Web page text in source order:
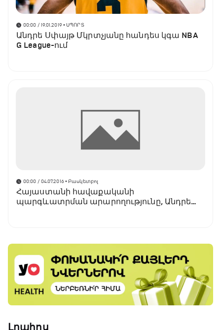
00:00 / 19.01.2019• ՍՊՈՐՏ
Անդրե Սփայթ Մկրտչյանը հանդես կգա NBA
G League-ում
00:00 / 04.07.2016• Բասկետբոլ
Հայաստանի հավաքականի
պարգևատրման արարողությունը, Անդրե
Լրահոս